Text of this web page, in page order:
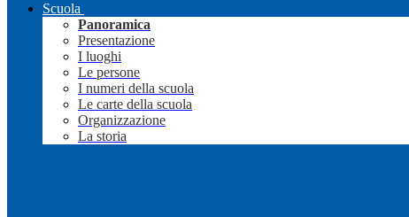
Scuola
Panoramica
Presentazione
I luoghi
Le persone
I numeri della scuola
Le carte della scuola
Organizzazione
La storia